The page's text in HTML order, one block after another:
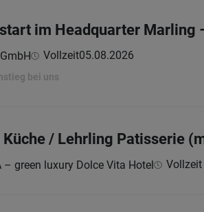
im Headquarter Marling
Vollzeit05.08.2026
bei uns
/ Lehrling Patisserie
– green luxury Dolce Vita Hotel Vollzeit